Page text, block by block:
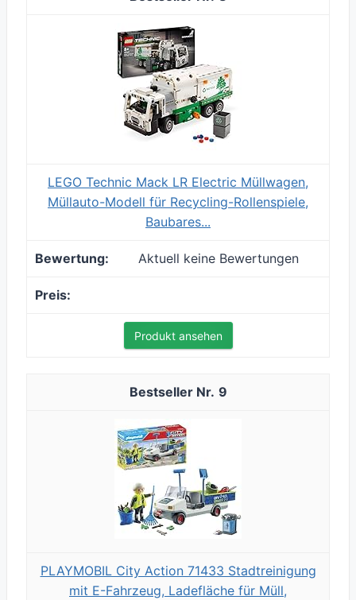
LEGO Technic Mack LR Electric Müllwagen,
Müllauto-Modell für Recycling-Rollenspiele,
Baubares...
Aktuell keine Bewertungen
Produkt ansehen
9
PLAYMOBIL City Action 71433 Stadtreinigung
mit E-Fahrzeug, Ladefläche für Müll,